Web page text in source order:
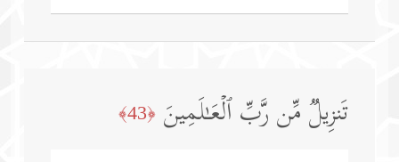
تَنزِیلࣱ مِّن رَّبِّ ٱلۡعَـٰلَمِینَ ﴿43﴾